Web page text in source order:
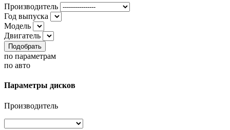
Производитель
Год выпуска
Модель
Двигатель
Подобрать
по параметрам
по авто
Параметры дисков
Производитель